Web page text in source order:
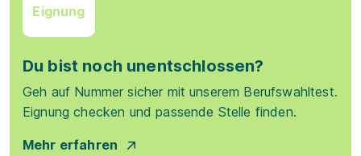
Eignung
Du bist noch unentschlossen?
Geh auf Nummer sicher mit unserem Berufswahltest.
Eignung checken und passende Stelle finden.
Mehr erfahren